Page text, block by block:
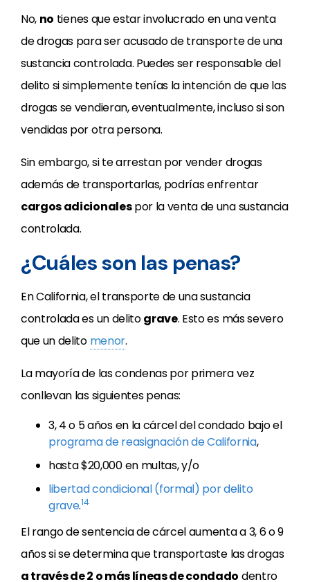
No, no tienes que estar involucrado en una venta
de drogas para ser acusado de transporte de una
sustancia controlada. Puedes ser responsable del
delito si simplemente tenías la intención de que las
drogas se vendieran, eventualmente, incluso si son
vendidas por otra persona.
Sin embargo, si te arrestan por vender drogas
además de transportarlas, podrías enfrentar
cargos adicionalespor la venta de una sustancia
controlada.
¿Cuáles son las penas?
En California, el transporte de una sustancia
controlada es un delitograve. Esto es más severo
que un delito menor.
La mayoría de las condenas por primera vez
conllevan las siguientes penas:
3, 4 o 5 años en la cárcel del condado bajo el
programa de reasignación de California,
hasta $20,000 en multas, y/o
libertad condicional (formal) por delito
grave.14
El rango de sentencia de cárcel aumenta a 3, 6 o 9
años si se determina que transportaste las drogas
a través de 2 o más líneas de condado dentro